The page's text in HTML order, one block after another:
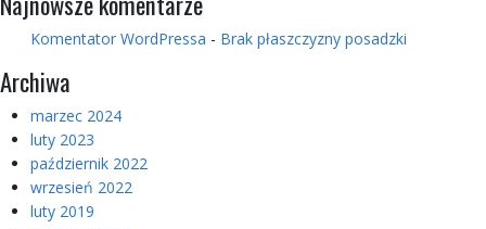
Komentator WordPressa - Brak płaszczyzny posadzki
Archiwa
marzec 2024
luty 2023
październik 2022
wrzesień 2022
luty 2019